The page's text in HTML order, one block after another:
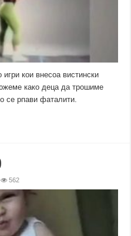
кои внесоа вистински
како деца да трошиме
се рпави фаталити.
562